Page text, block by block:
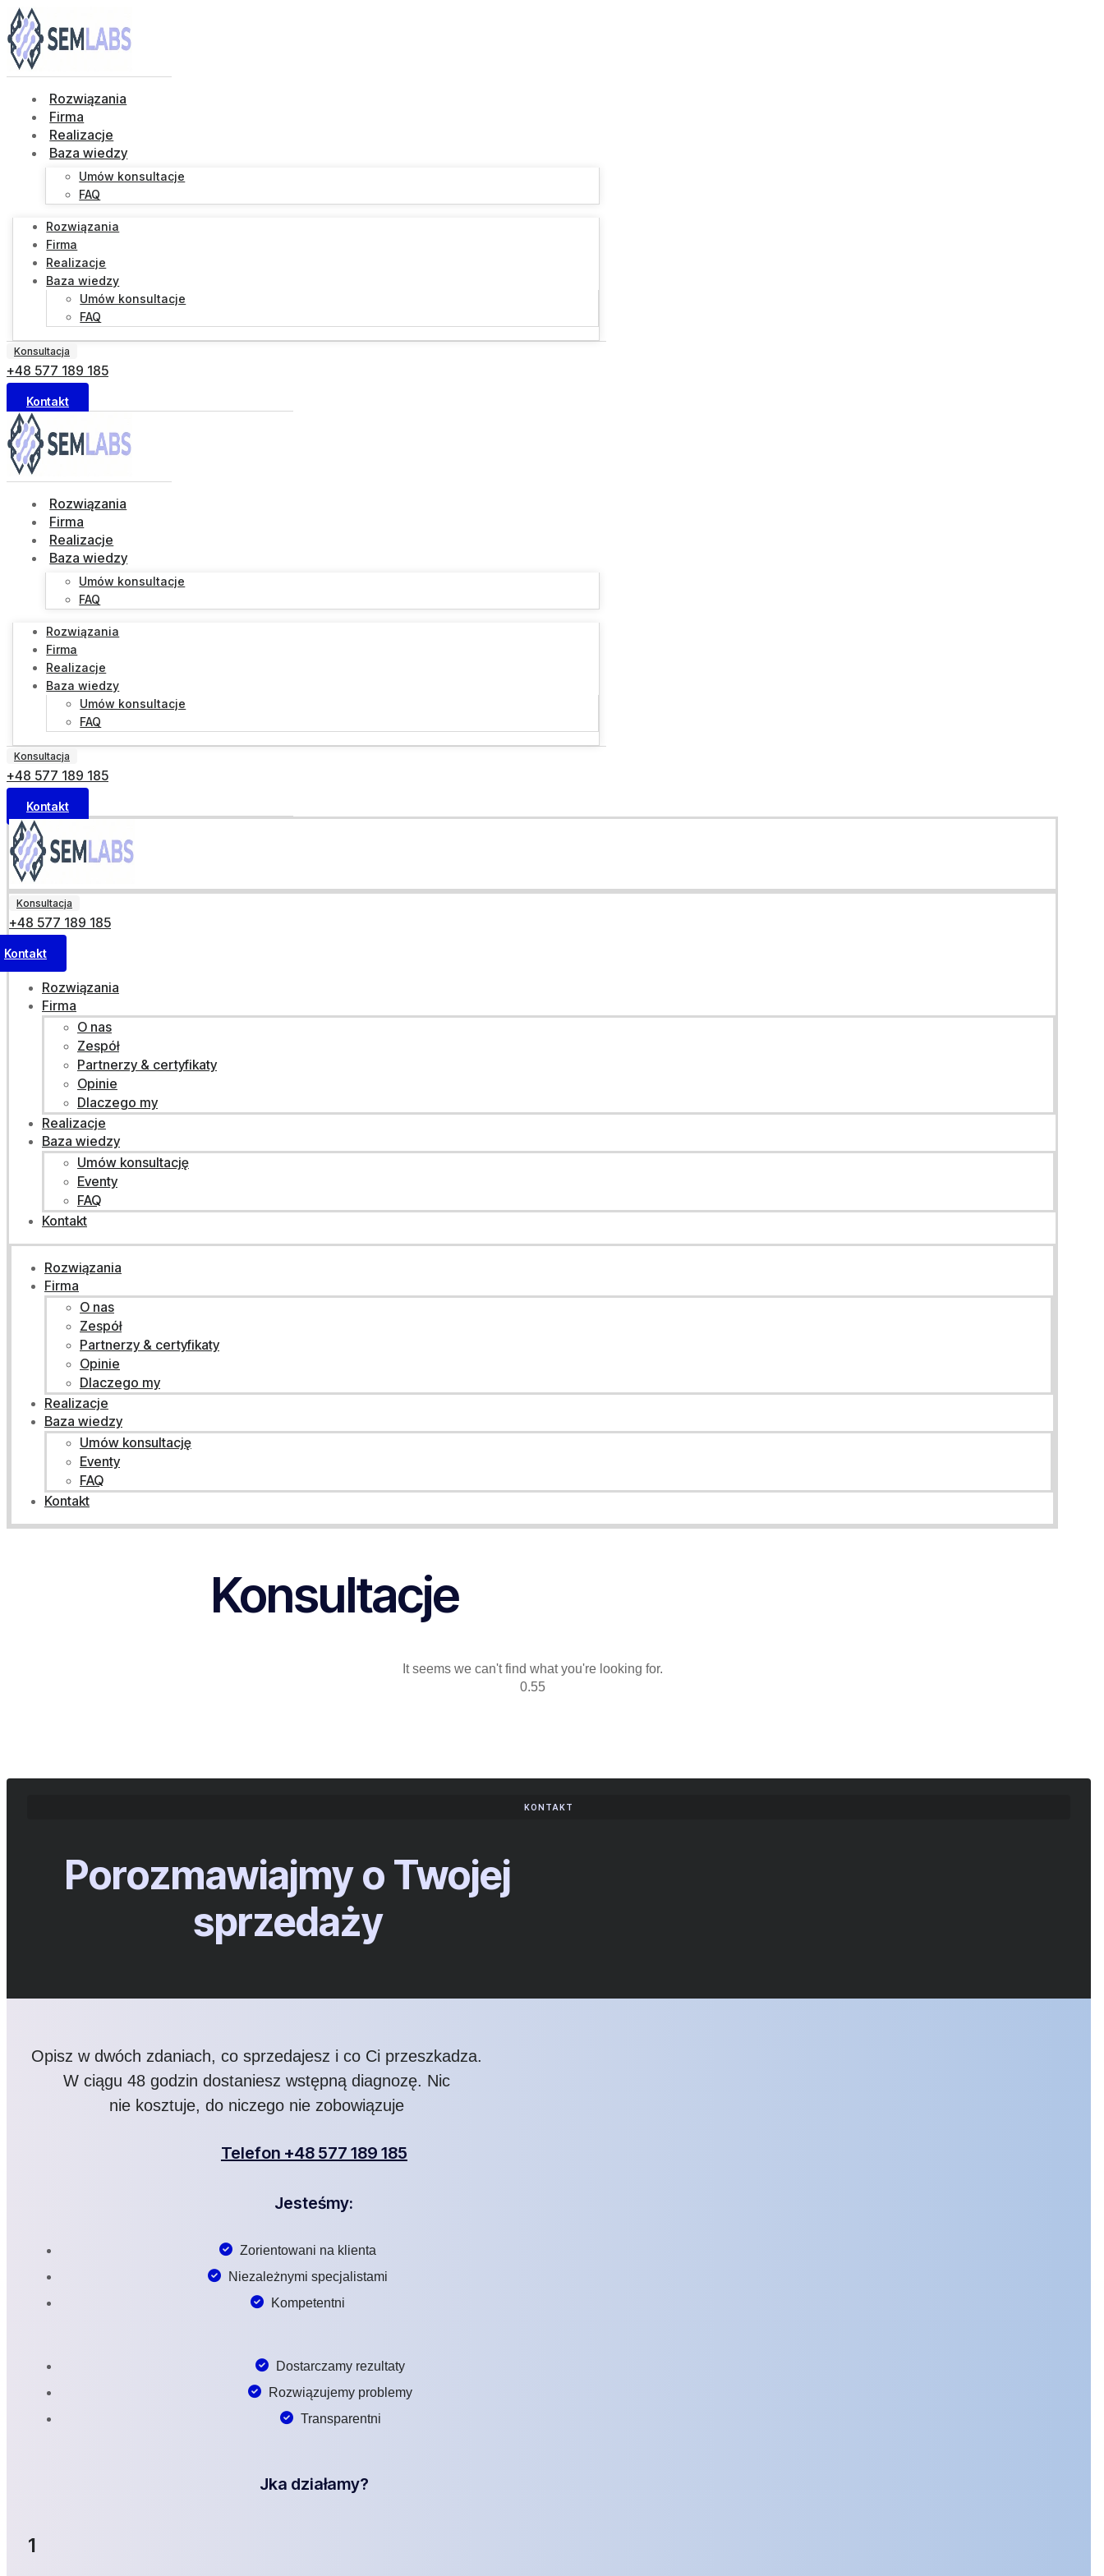
Rozwiązania
Firma
Realizacje
Baza wiedzy
Umów konsultacje
FAQ
Rozwiązania
Firma
Realizacje
Baza wiedzy
Umów konsultacje
FAQ
Konsultacja
+48 577 189 185
Kontakt
Rozwiązania
Firma
Realizacje
Baza wiedzy
Umów konsultacje
FAQ
Rozwiązania
Firma
Realizacje
Baza wiedzy
Umów konsultacje
FAQ
Konsultacja
+48 577 189 185
Kontakt
Konsultacja
+48 577 189 185
Kontakt
Rozwiązania
Firma
O nas
Zespół
Partnerzy & certyfikaty
Opinie
Dlaczego my
Realizacje
Baza wiedzy
Umów konsultację
Eventy
FAQ
Kontakt
Rozwiązania
Firma
O nas
Zespół
Partnerzy & certyfikaty
Opinie
Dlaczego my
Realizacje
Baza wiedzy
Umów konsultację
Eventy
FAQ
Kontakt
Konsultacje
It seems we can't find what you're looking for.
KONTAKT
Porozmawiajmy o Twojej
sprzedaży
Opisz w dwóch zdaniach, co sprzedajesz i co Ci przeszkadza.
W ciągu 48 godzin dostaniesz wstępną diagnozę. Nic
nie kosztuje, do niczego nie zobowiązuje
Telefon +48 577 189 185
Jesteśmy:
Zorientowani na klienta
Niezależnymi specjalistami
Kompetentni
Dostarczamy rezultaty
Rozwiązujemy problemy
Transparentni
Jka działamy?
1